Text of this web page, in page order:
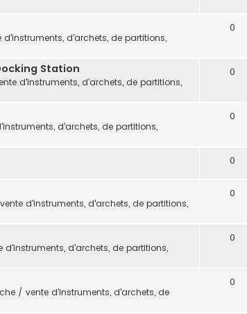
d'instruments, d'archets, de partitions,
0
Station
d'instruments, d'archets, de partitions,
0
d'archets, de partitions,
0
0
d'instruments, d'archets, de partitions,
0
d'instruments, d'archets, de partitions,
0
/ vente d'instruments, d'archets, de
0